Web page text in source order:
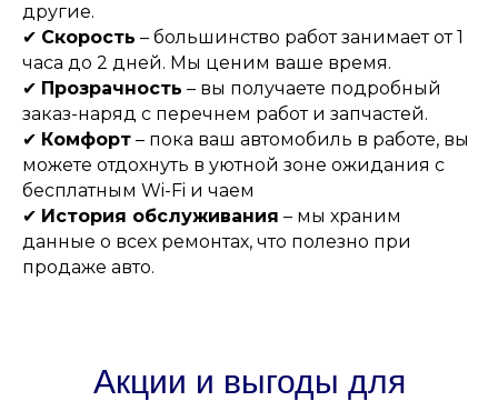
другие.
✔ Скорость – большинство работ занимает от 1
часа до 2 дней. Мы ценим ваше время.
✔ Прозрачность – вы получаете подробный
заказ-наряд с перечнем работ и запчастей.
✔ Комфорт – пока ваш автомобиль в работе, вы
можете отдохнуть в уютной зоне ожидания с
бесплатным Wi-Fi и чаем
✔ История обслуживания – мы храним
данные о всех ремонтах, что полезно при
продаже авто.
Акции и выгоды для